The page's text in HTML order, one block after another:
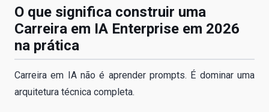
O que significa construir uma
Carreira em IA Enterprise em 2026
na prática
Carreira em IA não é aprender prompts. É dominar uma
arquitetura técnica completa.